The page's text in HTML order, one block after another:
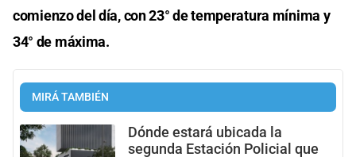
comienzo del día, con 23° de temperatura mínima y
34° de máxima.
MIRÁ TAMBIÉN
Dónde estará ubicada la
segunda Estación Policial que